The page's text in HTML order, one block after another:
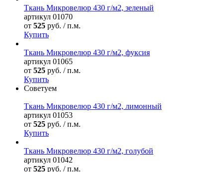
Ткань Микровелюр 430 г/м2, зеленый
артикул 01070
от 525 руб. / п.м.
Купить
Ткань Микровелюр 430 г/м2, фуксия
артикул 01065
от 525 руб. / п.м.
Купить
Советуем
Ткань Микровелюр 430 г/м2, лимонный
артикул 01053
от 525 руб. / п.м.
Купить
Ткань Микровелюр 430 г/м2, голубой
артикул 01042
от 525 руб. / п.м.